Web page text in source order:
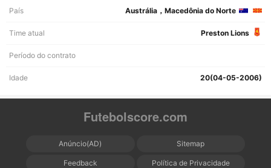
País Austrália，Macedônia do Norte
Time atual Preston Lions
Período do contrato
Idade 20(04-05-2006)
Futebolscore.com
Anúncio(AD) Sitemap
Feedback Política de Privacidade